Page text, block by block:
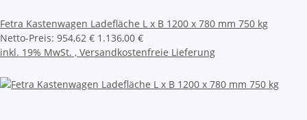
Fetra Kastenwagen Ladefläche L x B 1200 x 780 mm 750 kg
Netto-Preis: 954,62 € 1.136,00 €
inkl. 19% MwSt. , Versandkostenfreie Lieferung